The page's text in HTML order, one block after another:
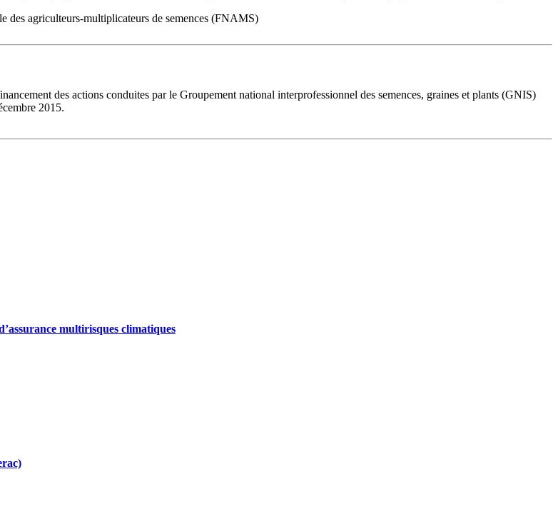
des agriculteurs-multiplicateurs de semences (FNAMS)
des actions conduites par le Groupement national interprofessionnel des semences, graines et plants (GNIS)
2015.
multirisques climatiques